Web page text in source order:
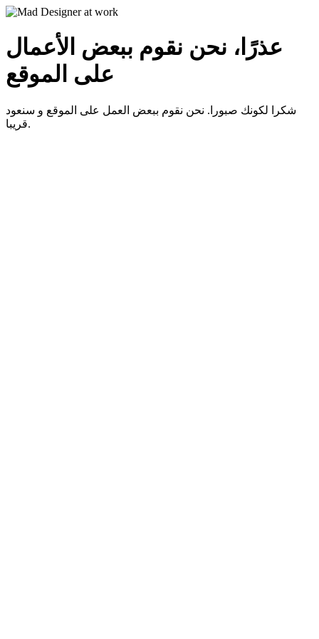
عذرًا، نحن نقوم ببعض الأعمال
على الموقع
شكرا لكونك صبورا. نحن نقوم ببعض العمل على الموقع و سنعود
قريبا.